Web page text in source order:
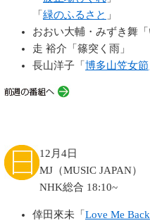
「 緑のふるさと 」
おおい大輔・みずき舞
走 裕介「篠突く雨」
長山洋子「 博多山笠女節
12月4日
MJ（MUSIC JAPAN）
NHK総合 18:10~
倖田來未「 Love Me Back